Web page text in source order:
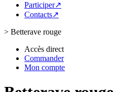
Participer↗
Contacts↗
> Betterave rouge
Accès direct
Commander
Mon compte